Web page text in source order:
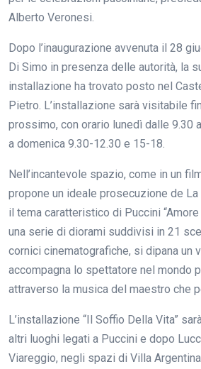
Alberto Veronesi.
Dopo l’inaugurazione avvenuta il 28
Di Simo in presenza delle autorità, la
installazione ha trovato posto nel
Pietro. L’installazione sarà visitabile
prossimo, con orario lunedì dalle 9.30
a domenica 9.30-12.30 e 15-18.
Nell’incantevole spazio, come in un
propone un ideale prosecuzione de
il tema caratteristico di Puccini
una serie di diorami suddivisi in 21
cornici cinematografiche, si dipana un
accompagna lo spettatore nel mondo
attraverso la musica del maestro che
L’installazione “Il Soffio Della Vita”
altri luoghi legati a Puccini e dopo
Viareggio, negli spazi di Villa